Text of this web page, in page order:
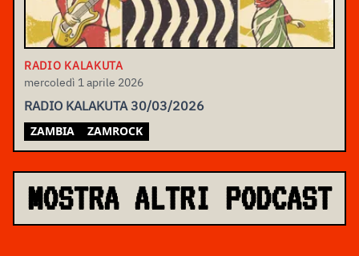
RADIO KALAKUTA
mercoledì 1 aprile 2026
RADIO KALAKUTA 30/03/2026
ZAMBIA ZAMROCK
MOSTRA ALTRI PODCAST